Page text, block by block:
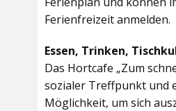
Ferienfreizeit anmelden.
Essen, Trinken,
Das Hortcafe „Zum
sozialer Treffpunkt und
Möglichkeit, um sich